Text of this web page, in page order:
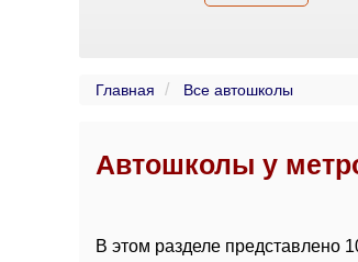
Главная Все автошколы
Автошколы у
В этом разделе представлено